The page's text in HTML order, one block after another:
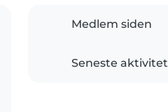
Medlem siden
Seneste aktivitet